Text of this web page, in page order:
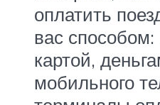
оплатить
вас способом:
картой,
мобильного